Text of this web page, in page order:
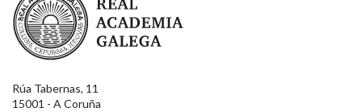
Rúa Tabernas, 11
15001 - A Coruña